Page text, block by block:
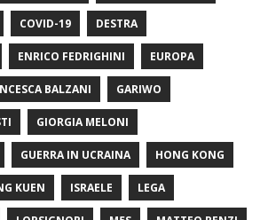
COVID-19 DESTRA
ENRICO FEDRIGHINI EUROPA
BALZANI GARIWO
GIORGIA MELONI
GUERRA IN UCRAINA HONG KONG
KUEN ISRAELE LEGA